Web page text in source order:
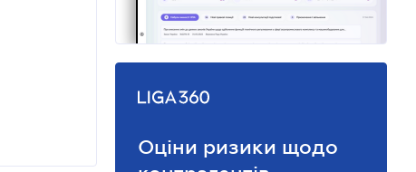
Оціни ризики щодо